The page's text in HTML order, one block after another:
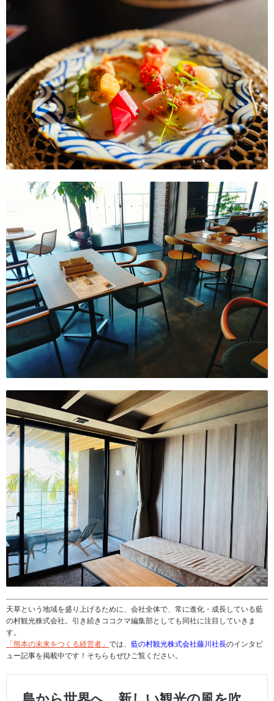
天草という地域を盛り上げるために、会社全体で、常に進化・成長している藍
の村観光株式会社。引き続きココクマ編集部としても同社に注目していきま
す。
「熊本の未来をつくる経営者」 では、 藍の村観光株式会社藤川社長のインタビ
ュー記事を掲載中です！そちらもぜひご覧ください。